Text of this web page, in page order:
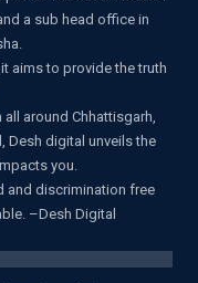
a sub head office in
aims to provide the truth
around Chhattisgarh,
Desh digital unveils the
you.
and discrimination free
–Desh Digital